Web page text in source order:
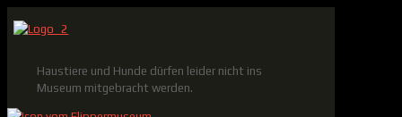
Haustiere und Hunde dürfen leider nicht ins
Museum mitgebracht werden.